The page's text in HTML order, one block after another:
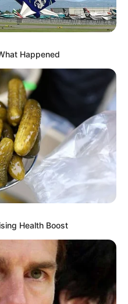
Happened
Health Boost